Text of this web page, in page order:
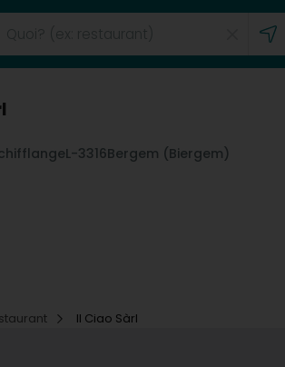
L-3316Bergem (Biergem)
Il Ciao Sàrl